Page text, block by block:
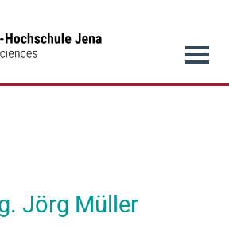
Jörg Müller